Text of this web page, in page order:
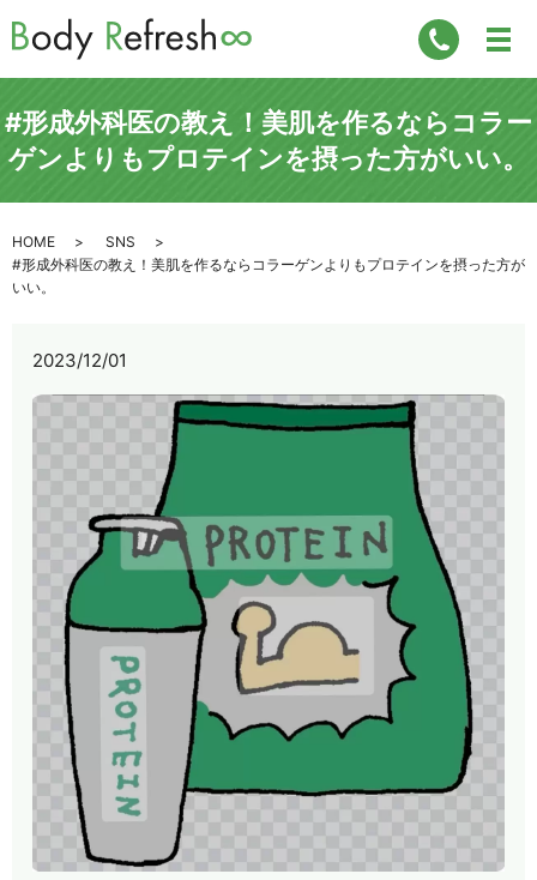
#形成外科医の教え！美肌を作るならコラー
ゲンよりもプロテインを摂った方がいい。
HOME
SNS
#形成外科医の教え！美肌を作るならコラーゲンよりもプロテインを摂った方が
いい。
2023/12/01